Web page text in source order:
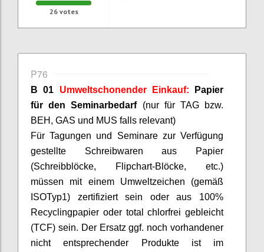
26votes
P76
B 01 Umweltschonender Einkauf:
Papier
für den Seminarbedarf (nur für TAG bzw.
BEH, GAS und MUS falls relevant)
Für Tagungen und Seminare zur Verfügung
gestellte Schreibwaren aus Papier
(Schreibblöcke, Flipchart-Blöcke, etc.)
müssen mit einem Umweltzeichen (gemäß
ISOTyp1) zertifiziert sein oder aus 100%
Recyclingpapier oder total chlorfrei gebleicht
(TCF) sein. Der Ersatz ggf. noch vorhandener
nicht entsprechender Produkte ist im